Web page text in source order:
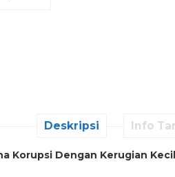
Deskripsi Info
Korupsi Dengan Kerugian